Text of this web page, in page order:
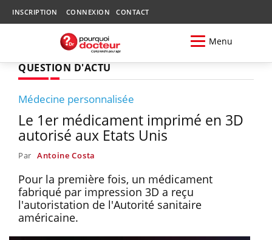
INSCRIPTION CONNEXION CONTACT
Menu
QUESTION D'ACTU
Médecine personnalisée
Le 1er médicament imprimé en 3D
autorisé aux Etats Unis
Par Antoine Costa
Pour la première fois, un médicament
fabriqué par impression 3D a reçu
l'autoristation de l'Autorité sanitaire
américaine.